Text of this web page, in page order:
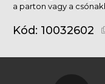
Raid Japan (1)
Rapala (51)
Reiva (113)
a parton vagy a
Kód: 10032602